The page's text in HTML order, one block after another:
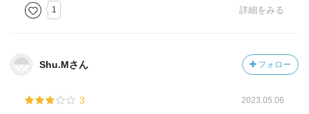
・心配しなくても、必ずどうにかなるよという応援が諸行
・自己の向上とは、裏を返せば、自己満足の追求で、自分
1 詳細をみる
Shu.Mさん フォロー
3 2023.05.06